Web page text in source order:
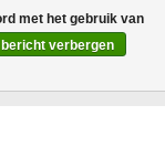
MENU
0
met het gebruik van
bericht verbergen